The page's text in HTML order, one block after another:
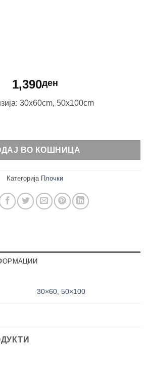
1,390ден
30x60cm, 50x100cm
ВО КОШНИЦА
Категорија Плочки
30×60 ,50×100